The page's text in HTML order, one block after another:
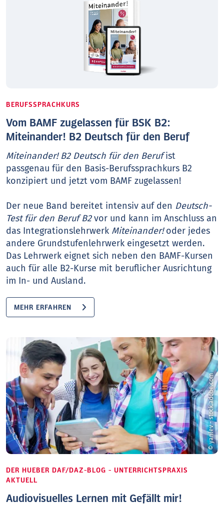
BERUFSSPRACHKURS
Vom BAMF zugelassen für BSK B2:
Miteinander! B2 Deutsch für den Beruf
Miteinander! B2 Deutsch für den Berufist
passgenau für den Basis-Berufssprachkurs B2
konzipiert und jetzt vom BAMF zugelassen!
Der neue Band bereitet intensiv auf den Deutsch-
Test für den Beruf B2vor und kann im Anschluss an
das Integrationslehrwerk Miteinander!oder jedes
andere Grundstufenlehrwerk eingesetzt werden.
Das Lehrwerk eignet sich neben den BAMF-Kursen
auch für alle B2-Kurse mit beruflicher Ausrichtung
im In- und Ausland.
MEHR ERFAHREN
© yanlev - stock.adobe.com
DER HUEBER DAF/DAZ-BLOG - UNTERRICHTSPRAXIS
AKTUELL
Audiovisuelles Lernen mit Gefällt mir!